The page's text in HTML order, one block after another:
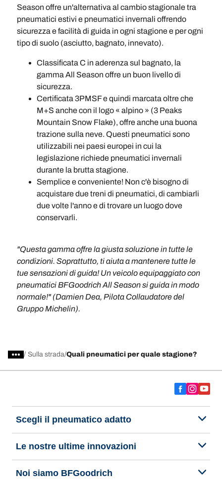
Season offre un'alternativa al cambio stagionale tra
pneumatici estivi e pneumatici invernali offrendo
sicurezza e facilità di guida in ogni stagione e per ogni
tipo di suolo (asciutto, bagnato, innevato).
Classificata C in aderenza sul bagnato, la
gamma All Season offre un buon livello di
sicurezza.
Certificata 3PMSF e quindi marcata oltre che
M+S anche con il logo « alpino » (3 Peaks
Mountain Snow Flake), offre anche una buona
trazione sulla neve. Questi pneumatici sono
utilizzabili nei paesi europei in cui la
legislazione richiede pneumatici invernali
durante la brutta stagione.
Semplice e conveniente! Non c'è bisogno di
acquistare due treni di pneumatici, di cambiarli
due volte l'anno e di trovare un luogo dove
conservarli.
"Questa gamma offre la giusta soluzione in tutte le
condizioni. Soprattutto, ti aiuta a mantenere tutte le
tue sensazioni di guida! Un veicolo equipaggiato con
pneumatici BFGoodrich All Season si guida in modo
normale!" (Damien Dea, Pilota Collaudatore del
Gruppo Michelin).
/ Sulla strada Quali pneumatici per quale stagione?
Scegli il pneumatico adatto
Le nostre ultime innovazioni
Noi siamo BFGoodrich